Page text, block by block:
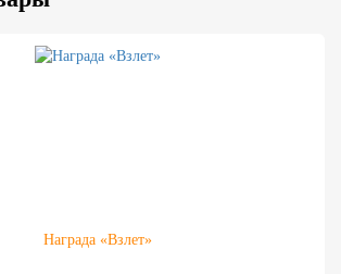
Награда «Взлет»